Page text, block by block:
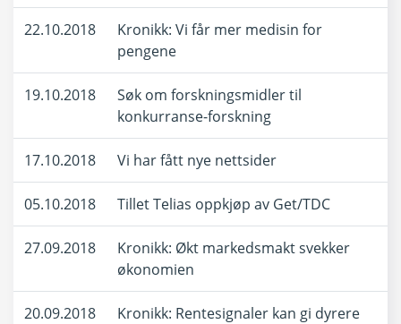
22.10.2018
Kronikk: Vi får mer medisin for
pengene
19.10.2018
Søk om forskningsmidler til
konkurranse-forskning
17.10.2018 Vi har fått nye nettsider
05.10.2018 Tillet Telias oppkjøp av Get/TDC
27.09.2018
Kronikk: Økt markedsmakt svekker
økonomien
20.09.2018
Kronikk: Rentesignaler kan gi dyrere